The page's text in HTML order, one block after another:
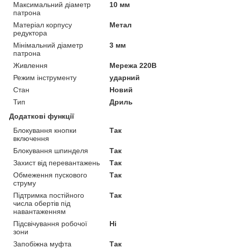
Максимальний діаметр
патрона
10 мм
Матеріал корпусу
редуктора
Метал
Мінімальний діаметр
патрона
3 мм
Живлення
Мережа 220В
Режим інструменту
ударний
Стан
Новий
Тип
Дриль
Додаткові функції
Блокування кнопки
включення
Так
Блокування шпинделя
Так
Захист від перевантажень
Так
Обмеження пускового
струму
Так
Підтримка постійного
числа обертів під
навантаженням
Так
Підсвічування робочої
зони
Ні
Запобіжна муфта
Так